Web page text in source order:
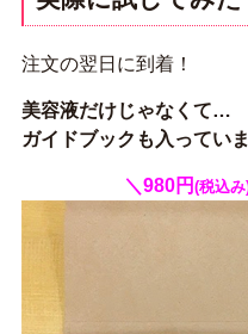
注文の翌日に到着！
美容液だけじゃなくて…
ガイドブックも入ってい
＼980円 (税込